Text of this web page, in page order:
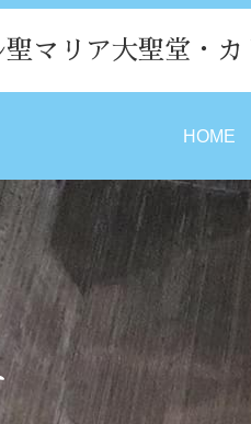
マリア大聖堂・
HOME